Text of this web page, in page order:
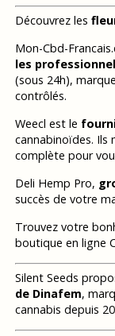
Découvrez les
Mon-Cbd-
les
(sous 24h),
contrôlés.
Weecl est le
cannabinoïdes. Ils
complète pour
Deli Hemp Pro,
succès de votre
Trouvez votre
boutique en ligne
Silent Seeds
de Dinafem,
cannabis depuis